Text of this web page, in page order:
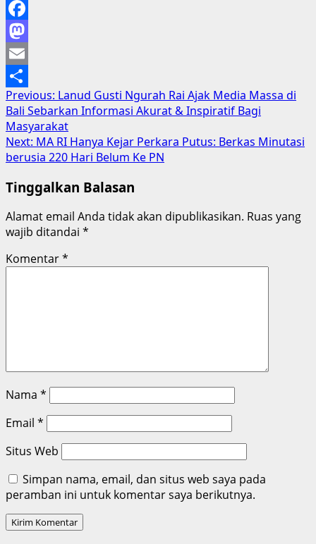
Facebook
Mastodon
Email
Share
Post
navigation
Previous: Lanud Gusti Ngurah Rai Ajak Media Massa di
Bali Sebarkan Informasi Akurat & Inspiratif Bagi
Masyarakat
Next: MA RI Hanya Kejar Perkara Putus: Berkas Minutasi
berusia 220 Hari Belum Ke PN
Tinggalkan Balasan
Alamat email Anda tidak akan dipublikasikan. Ruas yang
wajib ditandai *
Komentar*
Nama *
Email *
Situs Web
Simpan nama, email, dan situs web saya pada
peramban ini untuk komentar saya berikutnya.